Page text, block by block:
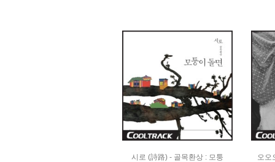
시로 (詩路) - 골목환상 : 모퉁
오오